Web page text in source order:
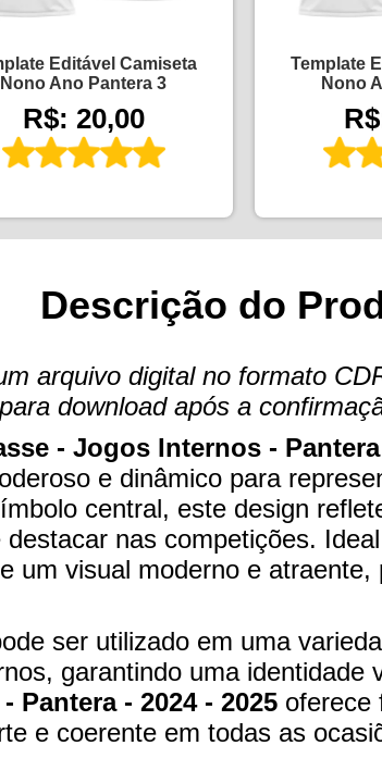
Editável Camiseta
Nono Ano Pantera 3
R$: 20,00
Template
Nono
Descrição do
arquivo digital no formato
download após a
- Jogos Internos - Pantera
e dinâmico para
central, este design
nas competições.
um visual moderno e
ser utilizado em uma
garantindo uma identidade
- 2024 - 2025 oferece
e coerente em todas as